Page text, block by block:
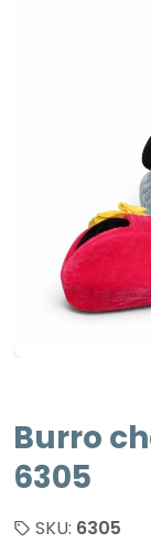
Burro
6305
SKU: 6305